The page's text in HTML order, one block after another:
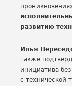
развитию
Илья
также
инициатива
с технической